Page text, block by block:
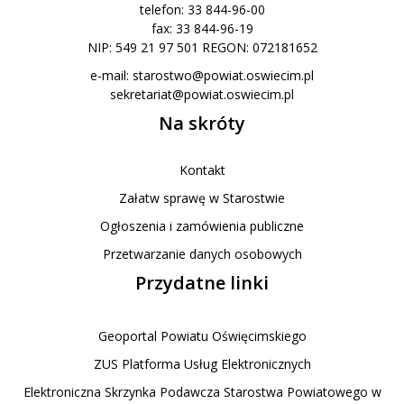
Pozostaje nam jeszcze tylko jedno wyzwanie w postaci budowy boiska
przy oświęcimskich „Ozetach”. Po cichutku myślimy także o realizacji tego
9 w Kętach było konsorcjum firm: ALPA CONSULTING Krystyna Gawlik z
Jawiszowic i PHU GAWLIK Paweł Gawlik z Oświęcimia. Poniżej galeria zdjęć
do artykułu "Kolejna powiatowa szkoła z nowoczesnym kompleksem
sportowym". Fot. RL
telefon: 33 844-96-00
fax: 33 844-96-19
NIP: 549 21 97 501 REGON: 072181652
e-mail: starostwo@powiat.oswiecim.pl
sekretariat@powiat.oswiecim.pl
Na skróty
Kontakt
Załatw sprawę w Starostwie
Ogłoszenia i zamówienia publiczne
Przetwarzanie danych osobowych
Przydatne linki
Geoportal Powiatu Oświęcimskiego
ZUS Platforma Usług Elektronicznych
Elektroniczna Skrzynka Podawcza Starostwa Powiatowego w